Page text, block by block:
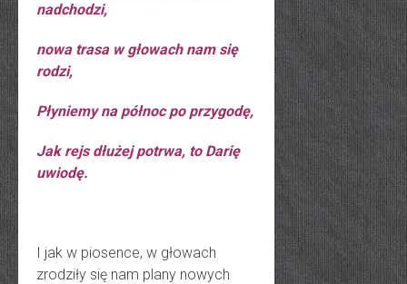
nadchodzi,
nowa trasa w głowach nam się
rodzi,
Płyniemy na północ po przygodę,
Jak rejs dłużej potrwa, to Darię
uwiodę.
I jak w piosence, w głowach
zrodziły się nam plany nowych